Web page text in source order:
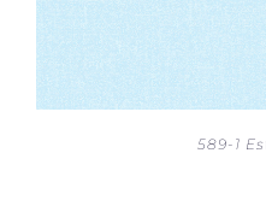
589-1